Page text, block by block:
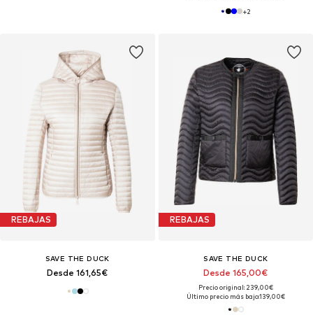
+2
REBAJAS
SAVE THE DUCK
Desde 161,65€
REBAJAS
SAVE THE DUCK
Desde 165,00€
Precio original: 239,00€
Último precio más bajo:139,00€